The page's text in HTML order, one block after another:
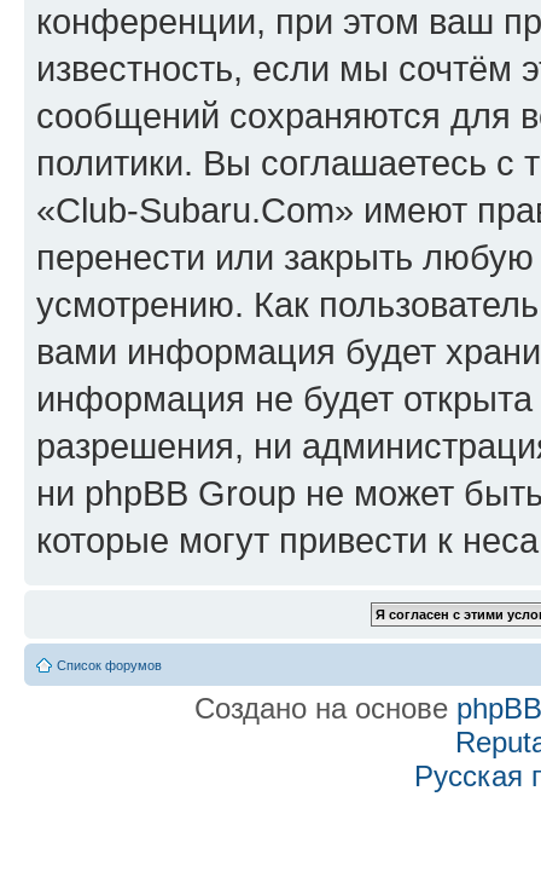
конференции, при этом ваш
известность, если мы сочтём
сообщений сохраняются для
политики. Вы соглашаетесь
«Club-Subaru.Com» имеют
перенести или закрыть
усмотрению. Как
вами информация будет
информация не будет
разрешения, ни
ни phpBB Group не может
которые могут привести к
Список форумов
Создано на основе phpBB
Русская